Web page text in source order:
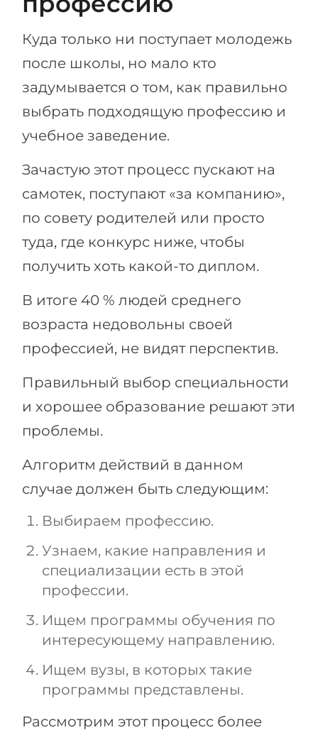
Куда только ни поступает молодежь
после школы, но мало кто
задумывается о том, как правильно
выбрать подходящую профессию и
учебное заведение.
Зачастую этот процесс пускают на
самотек, поступают «за компанию»,
по совету родителей или просто
туда, где конкурс ниже, чтобы
получить хоть какой-то диплом.
В итоге 40 % людей среднего
возраста недовольны своей
профессией, не видят перспектив.
Правильный выбор специальности
и хорошее образование решают эти
проблемы.
Алгоритм действий в данном
случае должен быть следующим:
Выбираем профессию.
Узнаем, какие направления и
специализации есть в этой
профессии.
Ищем программы обучения по
интересующему направлению.
Ищем вузы, в которых такие
программы представлены.
Рассмотрим этот процесс более